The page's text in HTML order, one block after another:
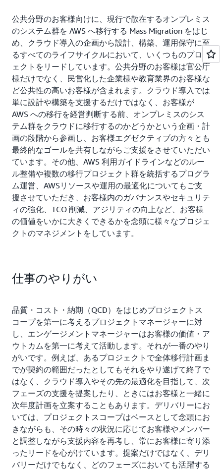
公共分野のお客様向けに、現行で散在するオンプレミス
のシステム群を AWS へ移行する Mass Migration をはじ
め、クラウド導入の企画から設計、構築、運用保守に至
るすべてのライフサイクルにおいて、いくつものプロジ
ェクトをリードしています。公共分野のお客様は官公庁
様だけでなく、民営化した企業様や教育業界のお客様な
ど公共性の高いお客様が含まれます。クラウド導入では
単に設計や構築を支援するだけではなく、お客様が
AWS への移行を経営判断する前、オンプレミスのシス
テム群をクラウドに移行するのかどうかという企画・計
画の段階から参画し、お客様エグゼクティブの方々とも
最終的なゴールを共有しながらご支援をさせていただい
ています。その他、AWS 利用ガイドラインなどのルー
ル整備や複数の移行プロジェクト群を統括するプログラ
ム運営、AWSリソースや運用の最適化についてもご支
援させていただき、お客様内のガバナンスやセキュリテ
ィの強化、TCO 削減、アジリティの向上など、お客様
の価値をいかに大きくできるかを念頭に様々なプロジェ
クトのマネジメントをしています。
仕事のやりがい
品質・コスト・納期（QCD）をはじめプロジェクトス
コープを第一に考えるプロジェクトマネージャーに対
し、エンゲージメントマネージャーはお客様の価値・ア
ウトカムを第一に考えて活動します。それが一番のやり
がいです。例えば、あるプロジェクトで全体移行計画ま
でが契約の範囲だったとしてもそれをやり遂げて終了で
はなく、クラウド導入やその先の最適化を目指して、次
フェーズの支援を提案したり、ときにはお客様と一緒に
次年度計画を立案することもあります。デリバリーにお
いては、プロジェクトスコープはベースとして念頭にお
きながらも、その時々の状況に応じてお客様やメンバー
と調整しながら支援内容を再考し、常にお客様に寄り添
ったリードを心がけています。提案だけではなく、デリ
バリーだけでもなく、どのフェーズにおいても活躍する